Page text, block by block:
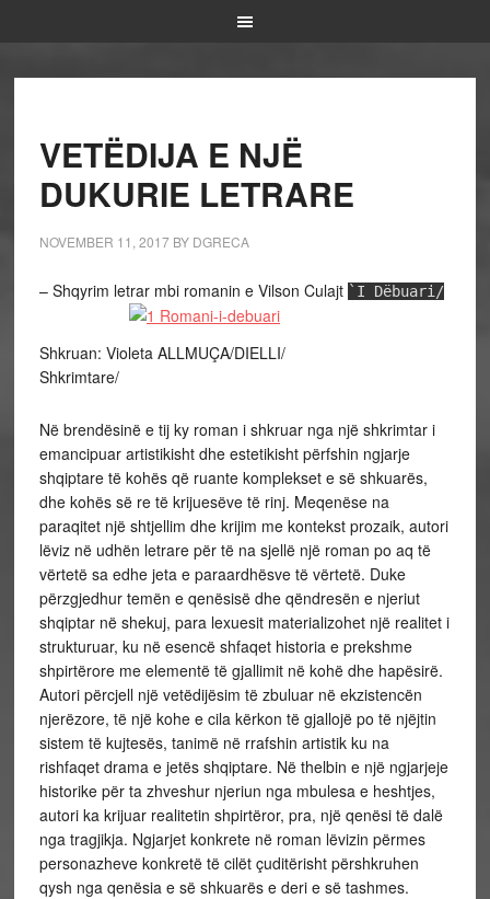
VETËDIJA E NJË
DUKURIE LETRARE
NOVEMBER 11, 2017BY DGRECA
– Shqyrim letrar mbi romanin e Vilson Culajt `I Dëbuari/
Shkruan: Violeta ALLMUÇA/DIELLI/
Shkrimtare/
Në brendësinë e tij ky roman i shkruar nga një shkrimtar i
emancipuar artistikisht dhe estetikisht përfshin ngjarje
shqiptare të kohës që ruante komplekset e së shkuarës,
dhe kohës së re të krijuesëve të rinj. Meqenëse na
paraqitet një shtjellim dhe krijim me kontekst prozaik, autori
lëviz në udhën letrare për të na sjellë një roman po aq të
vërtetë sa edhe jeta e paraardhësve të vërtetë. Duke
përzgjedhur temën e qenësisë dhe qëndresën e njeriut
shqiptar në shekuj, para lexuesit materializohet një realitet i
strukturuar, ku në esencë shfaqet historia e prekshme
shpirtërore me elementë të gjallimit në kohë dhe hapësirë.
Autori përcjell një vetëdijësim të zbuluar në ekzistencën
njerëzore, të një kohe e cila kërkon të gjallojë po të njëjtin
sistem të kujtesës, tanimë në rrafshin artistik ku na
rishfaqet drama e jetës shqiptare. Në thelbin e një ngjarjeje
historike për ta zhveshur njeriun nga mbulesa e heshtjes,
autori ka krijuar realitetin shpirtëror, pra, një qenësi të dalë
nga tragjikja. Ngjarjet konkrete në roman lëvizin përmes
personazheve konkretë të cilët çuditërisht përshkruhen
qysh nga qenësia e së shkuarës e deri e së tashmes.